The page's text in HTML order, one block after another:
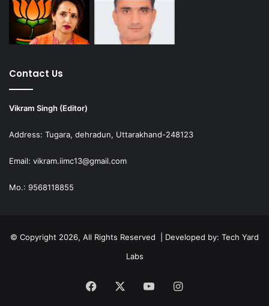
Contact Us
Vikram Singh (Editor)
Address: Tugara, dehradun, Uttarakhand-248123
Email: vikram.iimc13@gmail.com
Mo.: 9568118855
© Copyright 2026, All Rights Reserved | Developed by: Tech Yard
Labs
Facebook YouTubeInstagram